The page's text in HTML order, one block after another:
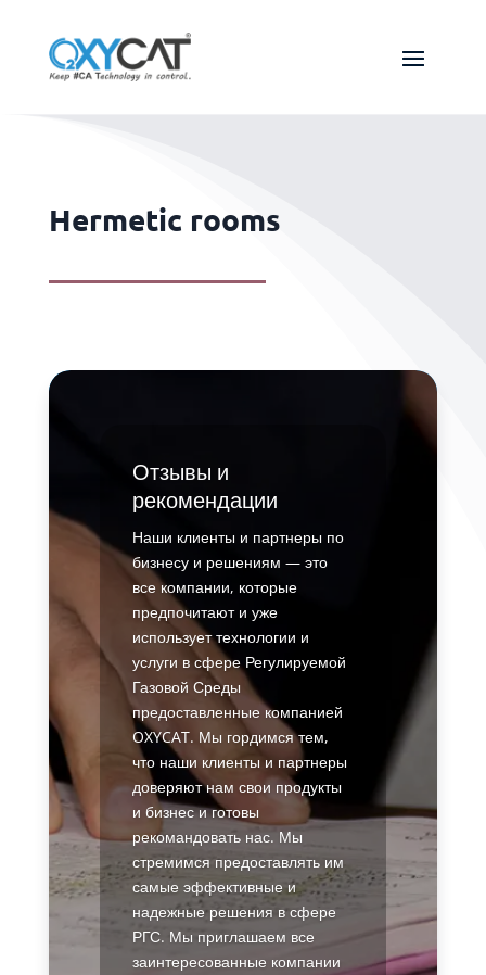
Hermetic rooms
Отзывы и
рекомендации
Наши клиенты и партнеры по
бизнесу и решениям — это
все компании, которые
предпочитают и уже
использует технологии и
услуги в сфере Регулируемой
Газовой Среды
предоставленные компанией
OXYCAT. Мы гордимся тем,
что наши клиенты и партнеры
доверяют нам свои продукты
и бизнес и готовы
рекомандовать нас. Мы
стремимся предоставлять им
самые эффективные и
надежные решения в сфере
РГС. Мы приглашаем все
заинтересованные компании